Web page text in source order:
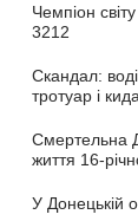
Чемпіон
3212
Скандал:
тротуар і
Смертельна
життя 16-
У Донецькій